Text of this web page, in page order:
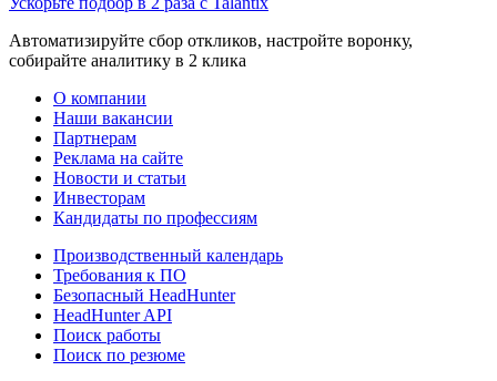
Автоматизируйте сбор откликов, настройте воронку,
собирайте аналитику в 2 клика
О компании
Наши вакансии
Партнерам
Реклама на сайте
Новости и статьи
Инвесторам
Кандидаты по профессиям
Производственный календарь
Требования к ПО
Безопасный HeadHunter
HeadHunter API
Поиск работы
Поиск по резюме